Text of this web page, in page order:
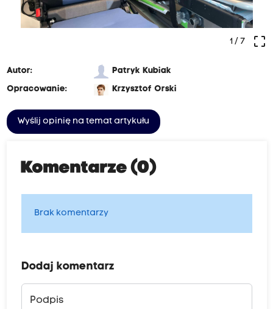
crop_free
1/ 7
Autor:
Patryk Kubiak
Opracowanie:
Krzysztof Orski
Wyślij opinię na temat artykułu
Komentarze (0)
Brak komentarzy
Dodaj komentarz
Podpis